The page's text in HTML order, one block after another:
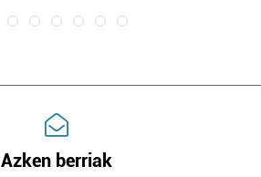
Azken berriak